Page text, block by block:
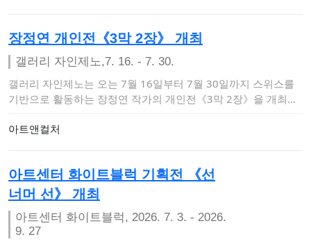
장정연 개인전《3막 2장》 개최
갤러리 자인제노,7. 16. - 7. 30.
갤러리 자인제노는 오는 7월 16일부터 7월 30일까지 스위스를
기반으로 활동하는 장정연 작가의 개인전《3막 2장》을 개최한
아트앤컬처
아트센터 화이트블럭 기획전 《선
너머 선》 개최
아트센터 화이트블럭, 2026. 7. 3. - 2026.
9. 27